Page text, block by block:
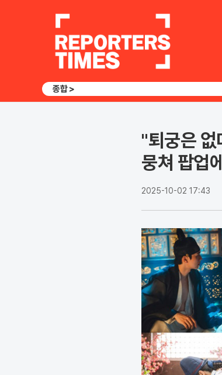
종합 >
"퇴궁은 없
뭉쳐 팝업
2025-10-02 17:43